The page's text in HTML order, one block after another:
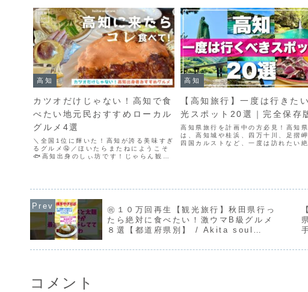
高知
カツオだけじゃない！高知で食
べたい地元民おすすめローカル
グルメ4選
＼全国1位に輝いた！高知が誇る美味すぎ
るグルメ🤤／ほいたらまたねにようこそ
🐟高知出身のしぃ坊です！じゃらん観光
高知
【高知旅行】一度は行きた
光スポット20選｜完全保存
高知県旅行を計画中の方必見！高知
は、高知城や桂浜、四万十川、足摺岬
四国カルストなど、一度は訪れたい絶
㊗１０万回再生【観光旅行】秋田県行っ
たら絶対に食べたい！激ウマB級グルメ
８選【都道府県別】 / Akita soul
コメント